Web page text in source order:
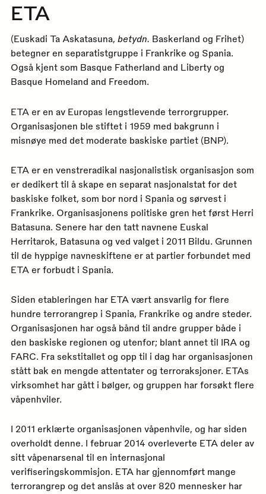
ETA
(Euskadi Ta Askatasuna, betydn. Baskerland og Frihet)
betegner en separatistgruppe i Frankrike og Spania.
Også kjent som Basque Fatherland and Liberty og
Basque Homeland and Freedom.
ETA er en av Europas lengstlevende terrorgrupper.
Organisasjonen ble stiftet i 1959 med bakgrunn i
misnøye med det moderate baskiske partiet (BNP).
ETA er en venstreradikal nasjonalistisk organisasjon som
er dedikert til å skape en separat nasjonalstat for det
baskiske folket, som bor nord i Spania og sørvest i
Frankrike. Organisasjonens politiske gren het først Herri
Batasuna. Senere har den tatt navnene Euskal
Herritarok, Batasuna og ved valget i 2011 Bildu. Grunnen
til de hyppige navneskiftene er at partier forbundet med
ETA er forbudt i Spania.
Siden etableringen har ETA vært ansvarlig for flere
hundre terrorangrep i Spania, Frankrike og andre steder.
Organisasjonen har også bånd til andre grupper både i
den baskiske regionen og utenfor; blant annet til IRA og
FARC. Fra sekstitallet og opp til i dag har organisasjonen
stått bak en mengde attentater og terroraksjoner. ETAs
virksomhet har gått i bølger, og gruppen har forsøkt flere
våpenhviler.
I 2011 erklærte organisasjonen våpenhvile, og har siden
overholdt denne. I februar 2014 overleverte ETA deler av
sitt våpenarsenal til en internasjonal
verifiseringskommisjon. ETA har gjennomført mange
terrorangrep og det anslås at over 820 mennesker har